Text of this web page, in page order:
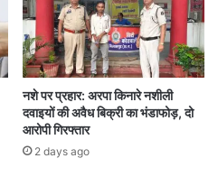
नशे पर प्रहार: अरपा किनारे नशीली
दवाइयों की अवैध बिक्री का भंडाफोड़, दो
आरोपी गिरफ्तार
2 days ago